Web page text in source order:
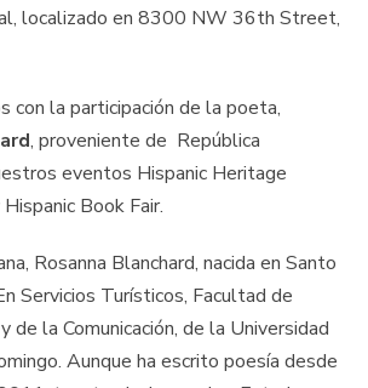
localizado en 8300 NW 36th Street,
con la participación de la poeta,
, proveniente de República
eventos Hispanic Heritage
Book Fair.
Rosanna Blanchard, nacida en Santo
Servicios Turísticos, Facultad de
de la Comunicación, de la Universidad
Aunque ha escrito poesía desde